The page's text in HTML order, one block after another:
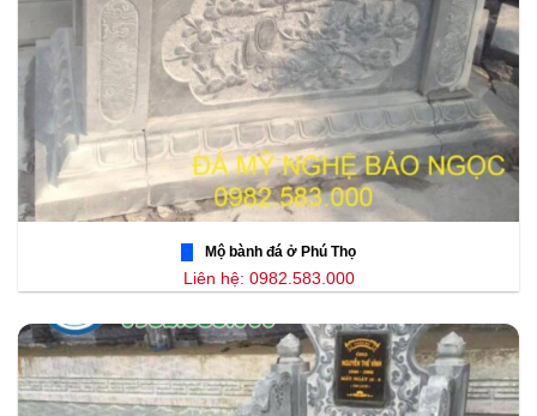
Mộ bành đá ở Phú Thọ
Liên hệ: 0982.583.000